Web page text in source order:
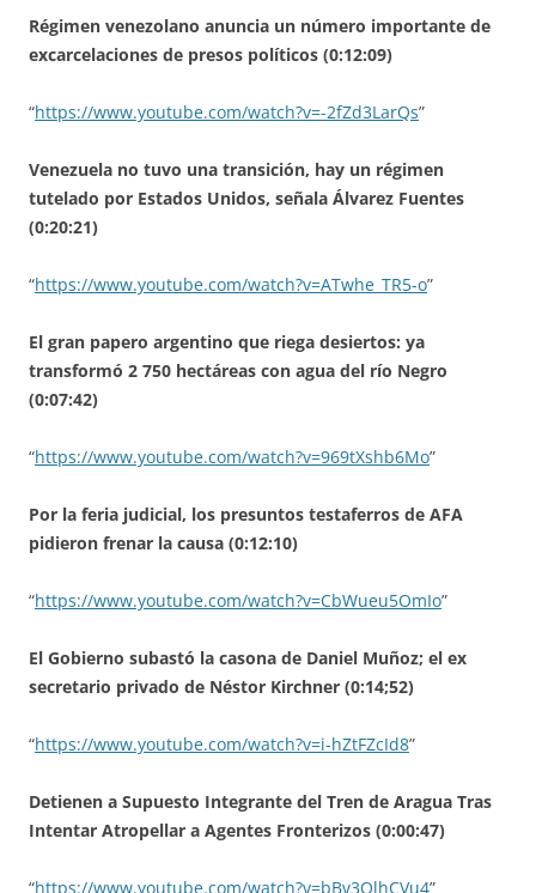
Régimen venezolano anuncia un número importante de
excarcelaciones de presos políticos (0:12:09)
“https://www.youtube.com/watch?v=-2fZd3LarQs”
Venezuela no tuvo una transición, hay un régimen
tutelado por Estados Unidos, señala Álvarez Fuentes
(0:20:21)
“https://www.youtube.com/watch?v=ATwhe_TR5-o”
El gran papero argentino que riega desiertos: ya
transformó 2 750 hectáreas con agua del río Negro
(0:07:42)
“https://www.youtube.com/watch?v=969tXshb6Mo”
Por la feria judicial, los presuntos testaferros de AFA
pidieron frenar la causa (0:12:10)
“https://www.youtube.com/watch?v=CbWueu5OmIo”
El Gobierno subastó la casona de Daniel Muñoz; el ex
secretario privado de Néstor Kirchner (0:14;52)
“https://www.youtube.com/watch?v=i-hZtFZcId8”
Detienen a Supuesto Integrante del Tren de Aragua Tras
Intentar Atropellar a Agentes Fronterizos (0:00:47)
“https://www.youtube.com/watch?v=bBv3OlhCVu4”